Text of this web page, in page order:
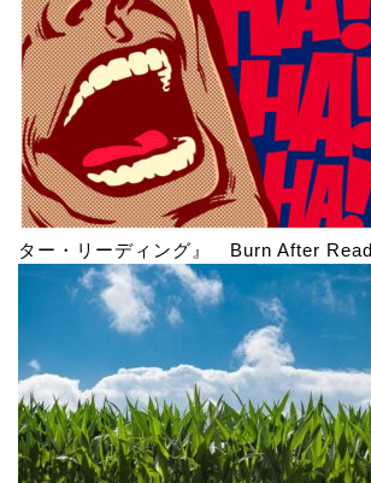
ター・リーディング』 Burn After